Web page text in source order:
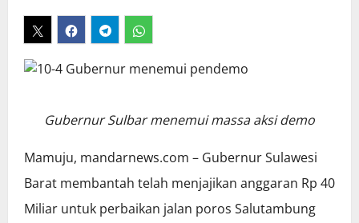
Gubernur Sulbar menemui massa aksi demo
Mamuju, mandarnews.com – Gubernur Sulawesi
Barat membantah telah menjajikan anggaran Rp 40
Miliar untuk perbaikan jalan poros Salutambung